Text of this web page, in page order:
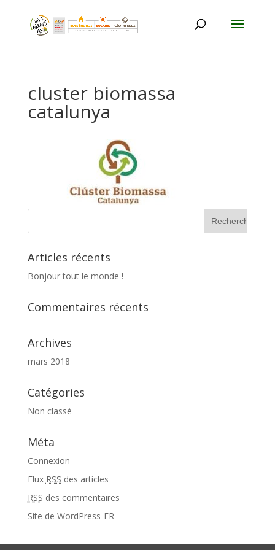
cluster biomassa
catalunya
Articles récents
Bonjour tout le monde !
Commentaires récents
Archives
mars 2018
Catégories
Non classé
Méta
Connexion
Flux RSS des articles
RSS des commentaires
Site de WordPress-FR